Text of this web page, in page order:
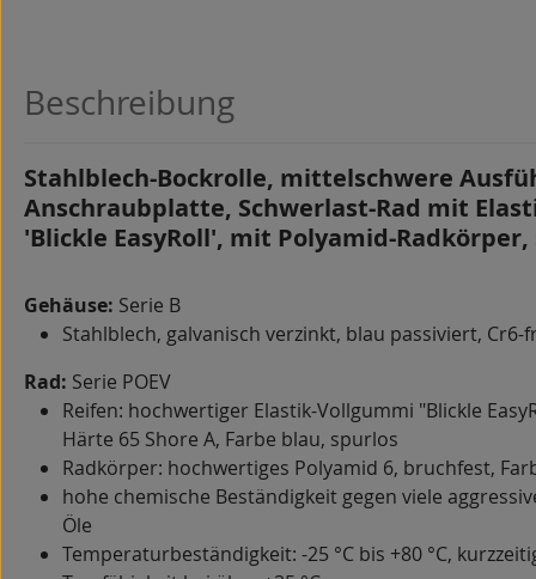
Beschreibung
Stahlblech-Bockrolle, mittelschwere
Anschraubplatte, Schwerlast-Rad mit
'Blickle EasyRoll', mit Polyamid-
Gehäuse: Serie B
Stahlblech, galvanisch verzinkt, blau passiviert, Cr6-
Rad: Serie POEV
Reifen: hochwertiger Elastik-Vollgummi "Blickle
Härte 65 Shore A, Farbe blau, spurlos
Radkörper: hochwertiges Polyamid 6, bruchfest,
hohe chemische Beständigkeit gegen viele
Öle
Temperaturbeständigkeit: -25 °C bis +80 °C,